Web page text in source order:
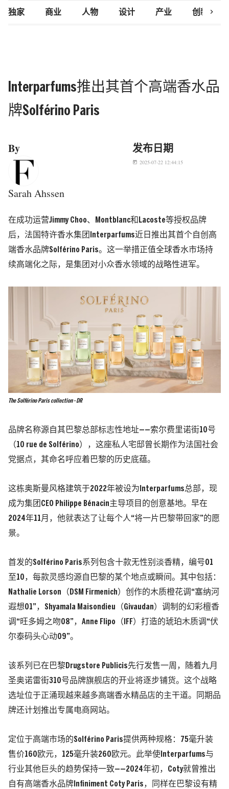
独家 商业 人物 设计 产业 创新研究
chevron_right
Interparfums推出其首个高端香水品
牌Solférino Paris
By
Sarah Ahssen
发布日期
today 2025-07-22 12:44:15
在成功运营Jimmy Choo、Montblanc和Lacoste等授权品牌
后，法国特许香水集团Interparfums近日推出其首个自创高
端香水品牌Solférino Paris。这一举措正值全球香水市场持
续高端化之际，是集团对小众香水领域的战略性进军。
The Solférino Paris collection - DR
品牌名称源自其巴黎总部标志性地址——索尔费里诺街10号
（10 rue de Solférino），这座私人宅邸曾长期作为法国社会
党据点，其命名呼应着巴黎的历史底蕴。
这栋奥斯曼风格建筑于2022年被设为Interparfums总部，现
成为集团CEO Philippe Bénacin主导项目的创意基地。早在
2024年11月，他就表达了让每个人“将一片巴黎带回家”的愿
景。
首发的Solférino Paris系列包含十款无性别淡香精，编号01
至10，每款灵感均源自巴黎的某个地点或瞬间。其中包括：
Nathalie Lorson（DSM Firmenich）创作的木质橙花调“塞纳河
遐想01”，Shyamala Maisondieu（Givaudan）调制的幻彩檀香
调“旺多姆之吻08”，Anne Flipo（IFF）打造的琥珀木质调“伏
尔泰码头心动09”。
该系列已在巴黎Drugstore Publicis先行发售一周，随着九月
圣奥诺雷街310号品牌旗舰店的开业将逐步铺货。这个战略
选址位于正涌现越来越多高端香水精品店的主干道。同期品
牌还计划推出专属电商网站。
定位于高端市场的Solférino Paris提供两种规格：75毫升装
售价160欧元，125毫升装260欧元。此举使Interparfums与
行业其他巨头的趋势保持一致——2024年初，Coty就曾推出
自有高端香水品牌Infiniment Coty Paris，同样在巴黎设有精